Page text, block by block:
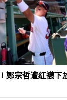
鄭宗哲遭紅襪下